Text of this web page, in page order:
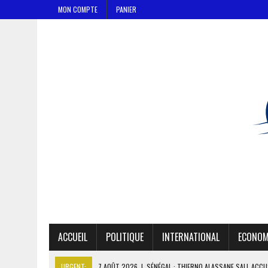
MON COMPTE PANIER
ACCUEIL POLITIQUE INTERNATIONAL